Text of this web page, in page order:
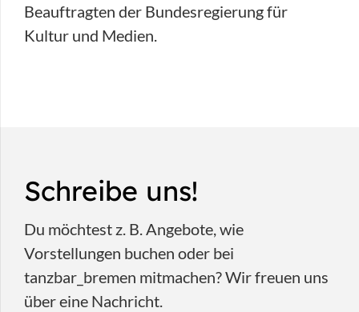
Beauftragten der Bundesregierung für
Kultur und Medien.
Schreibe uns!
Du möchtest z. B. Angebote, wie
Vorstellungen buchen oder bei
tanzbar_bremen mitmachen? Wir freuen uns
über eine Nachricht.